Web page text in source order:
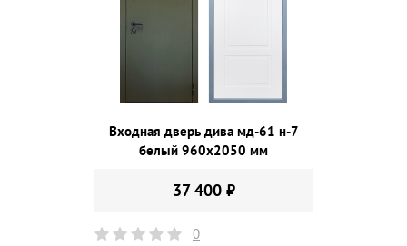
Входная дверь дива мд-61 н-7
белый 960х2050 мм
37 400 ₽
0